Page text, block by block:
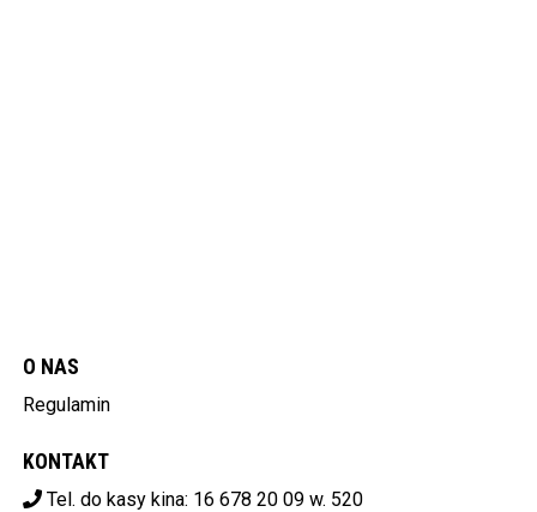
O NAS
Regulamin
KONTAKT
Tel. do kasy kina: 16 678 20 09 w. 520